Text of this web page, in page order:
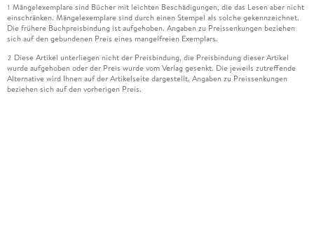
1 Mängelexemplare sind Bücher mit leichten Beschädigungen, die das Lesen aber nicht
einschränken. Mängelexemplare sind durch einen Stempel als solche gekennzeichnet.
Die frühere Buchpreisbindung ist aufgehoben. Angaben zu Preissenkungen beziehen
sich auf den gebundenen Preis eines mangelfreien Exemplars.
2 Diese Artikel unterliegen nicht der Preisbindung, die Preisbindung dieser Artikel
wurde aufgehoben oder der Preis wurde vom Verlag gesenkt. Die jeweils zutreffende
Alternative wird Ihnen auf der Artikelseite dargestellt. Angaben zu Preissenkungen
beziehen sich auf den vorherigen Preis.